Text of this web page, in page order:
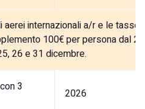
aerei internazionali a/r e le
100€ per persona dal
26 e 31 dicembre.
3
2026